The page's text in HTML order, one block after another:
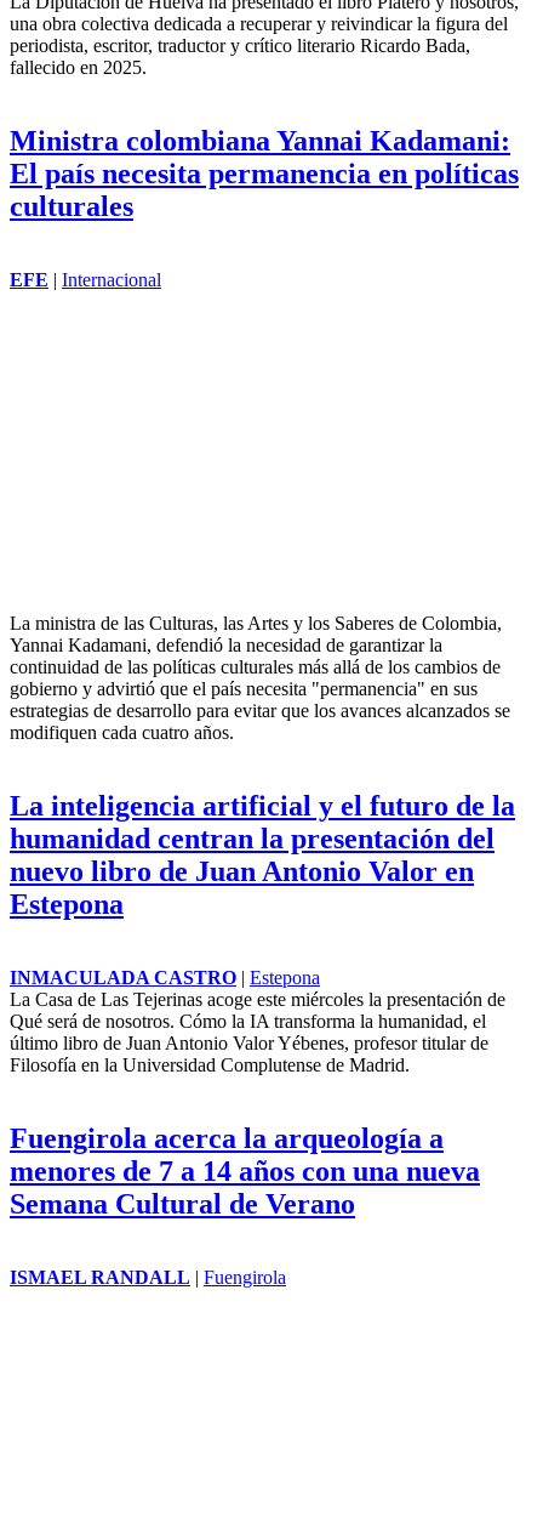
una obra colectiva dedicada a recuperar y reivindicar la figura del
periodista, escritor, traductor y crítico literario Ricardo Bada,
fallecido en 2025.
Ministra colombiana Yannai Kadamani:
El país necesita permanencia en políticas
culturales
EFE | Internacional
La ministra de las Culturas, las Artes y los Saberes de Colombia,
Yannai Kadamani, defendió la necesidad de garantizar la
continuidad de las políticas culturales más allá de los cambios de
gobierno y advirtió que el país necesita "permanencia" en sus
estrategias de desarrollo para evitar que los avances alcanzados se
modifiquen cada cuatro años.
La inteligencia artificial y el futuro de la
humanidad centran la presentación del
nuevo libro de Juan Antonio Valor en
Estepona
INMACULADA CASTRO | Estepona
La Casa de Las Tejerinas acoge este miércoles la presentación de
Qué será de nosotros. Cómo la IA transforma la humanidad, el
último libro de Juan Antonio Valor Yébenes, profesor titular de
Filosofía en la Universidad Complutense de Madrid.
Fuengirola acerca la arqueología a
menores de 7 a 14 años con una nueva
Semana Cultural de Verano
ISMAEL RANDALL | Fuengirola